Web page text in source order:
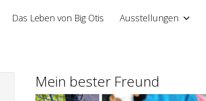
Das Leben von Big Otis Ausstellungen
Mein bester Freund